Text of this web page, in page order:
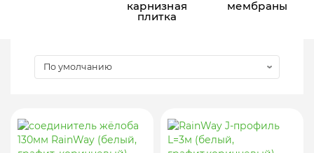
карнизная
плитка
мембраны